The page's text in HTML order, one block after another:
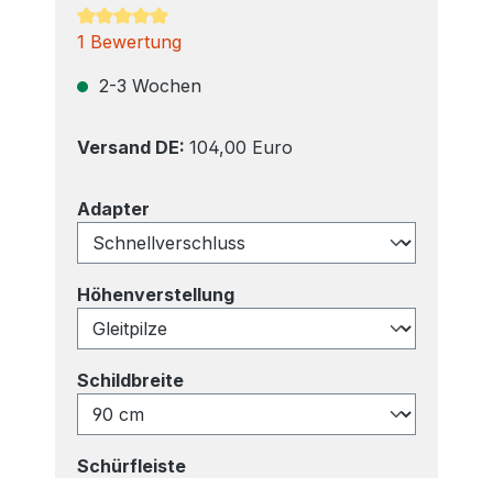
Durchschnittliche Bewertung von 5 von 5
1 Bewertung
2-3 Wochen
Versand DE: 104,00 Euro
Adapter
Höhenverstellungauswählen
Schildbreiteauswählen
Schürfleisteauswählen